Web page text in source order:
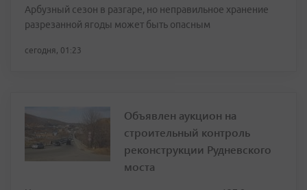
Арбузный сезон в разгаре, но неправильное хранение
разрезанной ягоды может быть опасным
сегодня, 01:23
Объявлен аукцион на
строительный контроль
реконструкции Рудневского
моста